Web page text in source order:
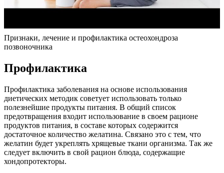
Признаки, лечение и профилактика остеохондроза
позвоночника
Профилактика
Профилактика заболевания на основе использования
диетических методик советует использовать только
полезнейшие продукты питания. В общий список
предотвращения входит использование в своем рационе
продуктов питания, в составе которых содержится
достаточное количество желатина. Связано это с тем, что
желатин будет укреплять хрящевые ткани организма. Так же
следует включить в свой рацион блюда, содержащие
хондопротекторы.